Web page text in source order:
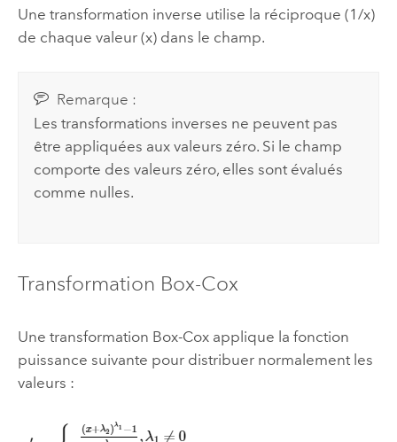
Une transformation inverse utilise la réciproque (1/x)
de chaque valeur (x) dans le champ.
Remarque :
Les transformations inverses ne peuvent pas
être appliquées aux valeurs zéro. Si le champ
comporte des valeurs zéro, elles sont évalués
comme nulles.
Transformation Box-Cox
Une transformation Box-Cox applique la fonction
puissance suivante pour distribuer normalement les
valeurs :